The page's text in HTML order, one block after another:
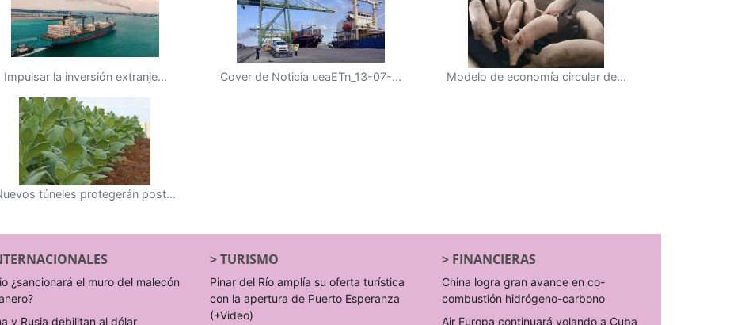
Impulsar la inversión extranje... Cover de Noticia ueaETn_13-07-... Modelo de economía circular de...
túneles protegerán post...
¿sancionará el muro del malecón
y Rusia debilitan al dólar
>TURISMO
Pinar del Río amplía su oferta turística
con la apertura de Puerto Esperanza
(+Video)
> FINANCIERAS
China logra gran avance en co-
combustión hidrógeno-carbono
Air Europa continuará volando a Cuba